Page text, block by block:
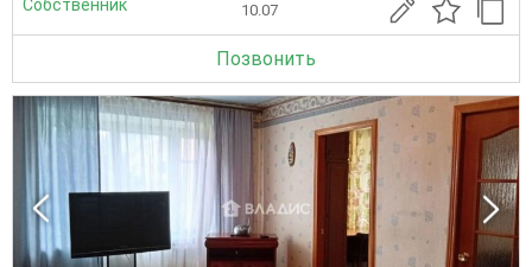
Собственник 10.07
Позвонить